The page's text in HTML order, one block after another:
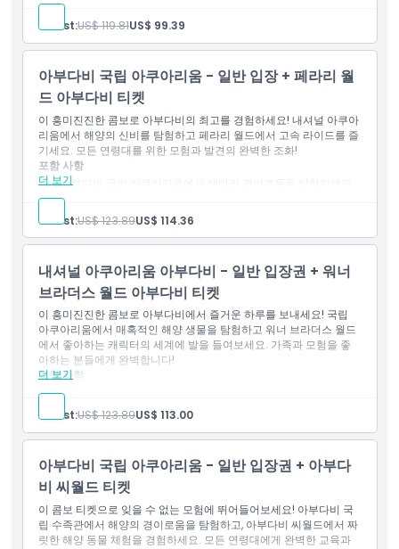
아부다비 국립 수족관에서 해양 생물을 발견하세요.
야스 워터월드에서 짜릿한 수상 놀이기구를 즐기세요.
모든 연령대가 즐길 수 있는 탐험과 흥분의 조화.
Guest:US$ 119.81US$ 99.39
아부다비 국립 아쿠아리움 - 일반 입장 + 페라리 월
드 아부다비 티켓
이 흥미진진한 콤보로 아부다비의 최고를 경험하세요! 내셔널 아쿠아
리움에서 해양의 신비를 탐험하고 페라리 월드에서 고속 라이드를 즐
기세요. 모든 연령대를 위한 모험과 발견의 완벽한 조화!
더 보기
포함 사항
아부다비 국립 아쿠아리움에서 해양의 경이로움을 탐험하세요.
아부다비 페라리 월드에서 고속 놀이기구를 체험하세요.
모든 연령대를 위한 모험과 발견의 조화.
Guest:US$ 123.89US$ 114.36
내셔널 아쿠아리움 아부다비 - 일반 입장권 + 워너
브라더스 월드 아부다비 티켓
이 흥미진진한 콤보로 아부다비에서 즐거운 하루를 보내세요! 국립
아쿠아리움에서 매혹적인 해양 생물을 탐험하고 워너 브라더스 월드
에서 좋아하는 캐릭터의 세계에 발을 들여보세요. 가족과 모험을 좋
아하는 분들에게 완벽합니다!
더 보기
포함 사항
아부다비 국립 아쿠아리움에서 해양 생물을 탐험하세요.
재미와 오락을 위해 워너 브라더스 월드를 방문하세요.
가족과 모험가에게 적합합니다.
Guest:US$ 123.89US$ 113.00
아부다비 국립 아쿠아리움 - 일반 입장권 + 아부다
비 씨월드 티켓
이 콤보 티켓으로 잊을 수 없는 모험에 뛰어들어보세요! 아부다비 국
립 수족관에서 해양의 경이로움을 탐험하고, 아부다비 씨월드에서 짜
릿한 해양 동물 체험을 경험하세요. 모든 연령대에게 완벽한 교육과